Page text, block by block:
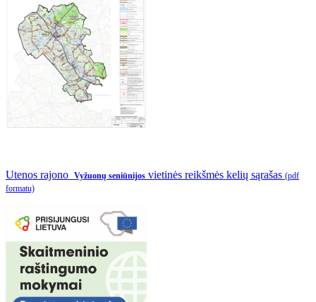
Utenos rajono Vyžuonų seniūnijos vietinės reikšmės kelių sąrašas (pdf
formatu)